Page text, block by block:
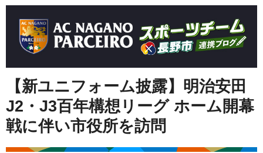
【新ユニフォーム披露】明治安田
J2・J3百年構想リーグ ホーム開幕
戦に伴い市役所を訪問